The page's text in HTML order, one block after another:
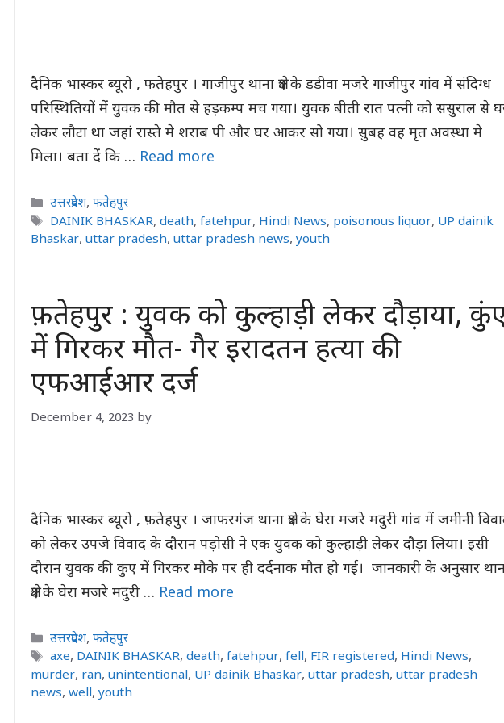
दैनिक भास्कर ब्यूरो , फतेहपुर । गाजीपुर थाना क्षेत्र के डडीवा मजरे गाजीपुर गांव में संदिग्ध
परिस्थितियों में युवक की मौत से हड़कम्प मच गया। युवक बीती रात पत्नी को ससुराल से
लेकर लौटा था जहां रास्ते मे शराब पी और घर आकर सो गया। सुबह वह मृत अवस्था मे
मिला। बता दें कि … Read more
Categories
उत्तरप्रदेश,फतेहपुर
Tags
DAINIK BHASKAR,death,fatehpur, Hindi News, poisonous liquor, UP dainik
Bhaskar, uttar pradesh, uttar pradesh news, youth
फ़तेहपुर : युवक को कुल्हाड़ी लेकर दौड़ाया,
में गिरकर मौत- गैर इरादतन हत्या की
एफआईआर दर्ज
December 4, 2023 by
दैनिक भास्कर ब्यूरो , फ़तेहपुर । जाफरगंज थाना क्षेत्र के घेरा मजरे मदुरी गांव में जमीनी
को लेकर उपजे विवाद के दौरान पड़ोसी ने एक युवक को कुल्हाड़ी लेकर दौड़ा लिया। इसी
दौरान युवक की कुंए में गिरकर मौके पर ही दर्दनाक मौत हो गई। जानकारी के अनुसार
क्षेत्र के घेरा मजरे मदुरी … Read more
Categories
उत्तरप्रदेश,फतेहपुर
Tags
axe, DAINIK BHASKAR,death,fatehpur,fell, FIR registered, Hindi News,
murder, ran, unintentional, UP dainik Bhaskar, uttar pradesh, uttar pradesh
news, well, youth